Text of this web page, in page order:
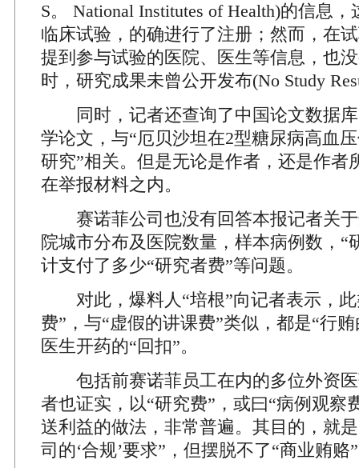
S。 National Institutes of Health)的信息
临床试验，的确进行了注册；然而，在
提到参与试验的医院、医生等信息，也
时，研究成果未曾公开发布(No Study
同时，记者还查询了中国论文数据库
学论文，与“厄贝沙坦在2型糖尿病高血
研究”相关。但是无论是作者，还是作者
在举报材料之内。
赛诺菲公司也没有回答本报记者关于
院城市分布及医院数量，样本病例数，“
计支付了多少“研究者费”等问题。
对此，爆料人“培根”向记者表示，此
费”，与“虚假的讲课费”类似，都是“行
医生开药的“回扣”。
包括前赛诺菲员工在内的多位外资医
者也证实，以“研究费”，或曰“病例观察
送利益的做法，非常普遍。其目的，就
司的‘合规’要求”，但摆脱不了“商业贿赂